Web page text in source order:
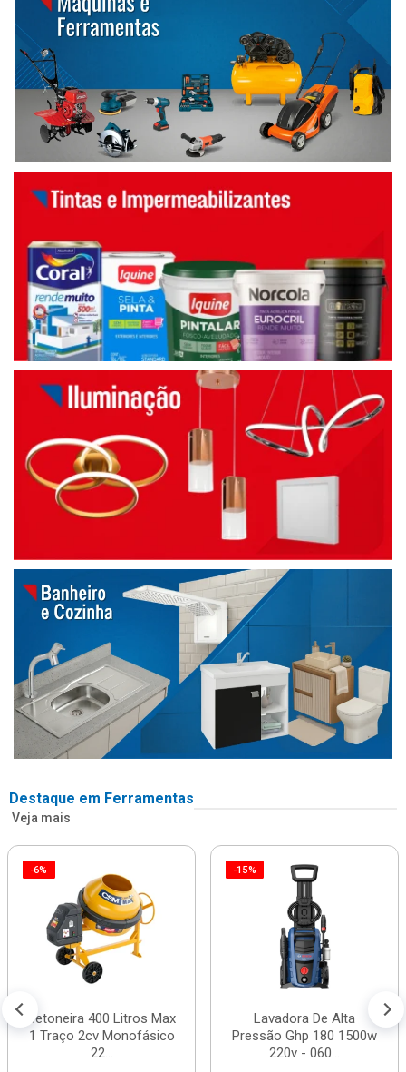
Destaque em Ferramentas
Veja mais
-6%
Betoneira 400 Litros Max
1 Traço 2cv Monofásico
22...
-15%
Lavadora De Alta
Pressão Ghp 180 1500w
220v - 060...